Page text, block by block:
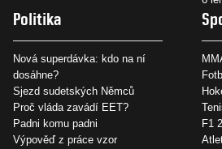
Politika
Nová superdávka: kdo na ní
dosáhne?
Sjezd sudetských Němců
Proč vláda zavádí EET?
Padni komu padni
Výpověď z práce vzor
F1